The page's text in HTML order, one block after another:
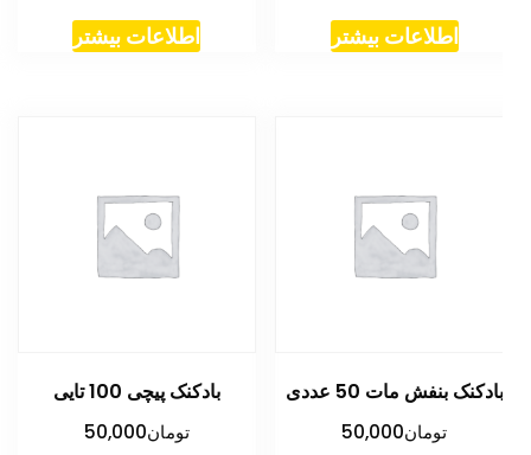
اطلاعات بیشتر اطلاعات بیشتر
بادکنک بنفش مات 50 عددی
تومان50,000
بادکنک پیچی 100 تایی
تومان50,000